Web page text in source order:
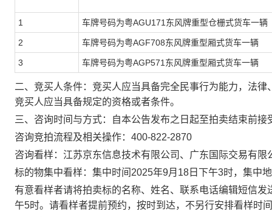
1 车牌号码为粤AGU171 东风牌重型仓栅式货车一辆
2 车牌号码为粤AGF708东风牌重型厢式货车一辆
3 车牌号码为粤AGP571 东风牌重型厢式货车一辆
二、竞买人条件：竞买人应当具备完全民事行为能力，法
竞买人应当具备规定的资格或者条件。
三、咨询时间与方式：自本公告发布之日起至拍卖结束前接
咨询竞拍流程及相关操作： 400-822-2870
咨询看样： 江苏京东信息技术有限公司、广东国际交易有限
标的物集中看样：集中时间 2025年9月 18 日下午3时，集中
有意看样者请将拍卖标的名称、姓名、联系电话编辑短信发
午5时。请看样者提前预约，按时到达，不另行安排看样时